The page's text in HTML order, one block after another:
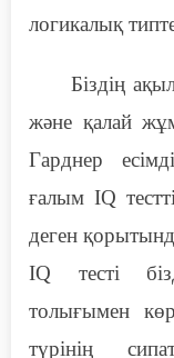
логикалық
Біздің
және қалай
Гарднер
ғалым IQ
деген
IQ тесті
толығымен
түрінің